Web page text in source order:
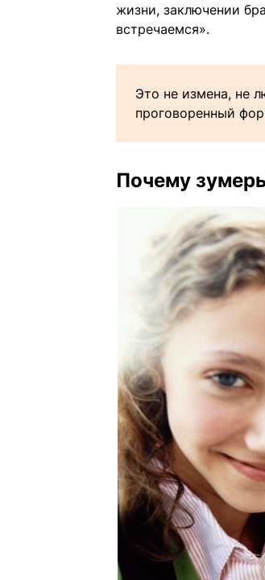
жизни, заключении
встречаемся».
Это не измена, не
проговоренный
Почему